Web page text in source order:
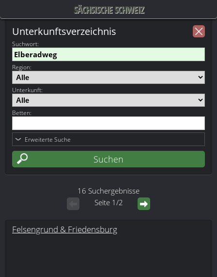
SÄCHSISCHE SCHWEIZ
Unterkunftsverzeichnis
Suchwort:
Region:
Unterkunft:
Betten:
Erweiterte Suche
16 Suchergebnisse
Seite 1/2
Felsengrund & Friedensburg